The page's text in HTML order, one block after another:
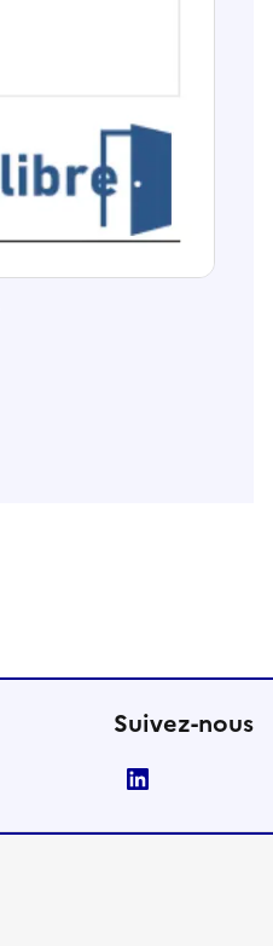
Suivez-nous